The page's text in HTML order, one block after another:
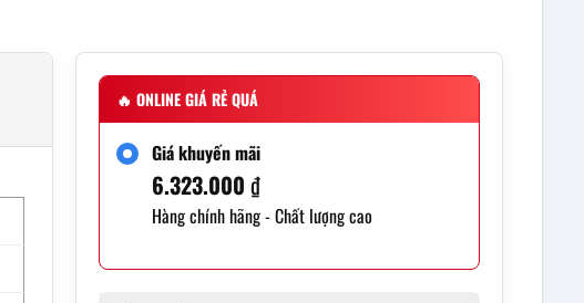
🔥 ONLINE GIÁ RẺ QUÁ
Giá khuyến mãi
6.323.000 ₫
Hàng chính hãng - Chất lượng cao